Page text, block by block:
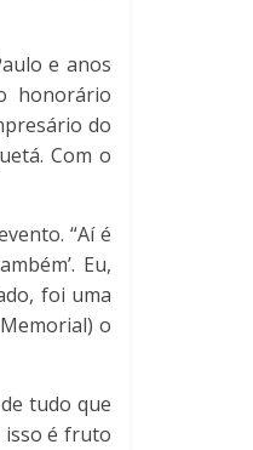
e anos
honorário
do
Com o
“Aí é
Eu,
foi uma
o
tudo que
isso é fruto